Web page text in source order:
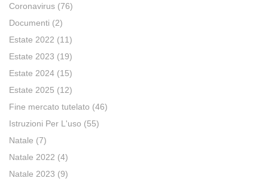
Coronavirus (76)
Documenti (2)
Estate 2022 (11)
Estate 2023 (19)
Estate 2024 (15)
Estate 2025 (12)
Fine mercato tutelato (46)
Istruzioni Per L'uso (55)
Natale (7)
Natale 2022 (4)
Natale 2023 (9)